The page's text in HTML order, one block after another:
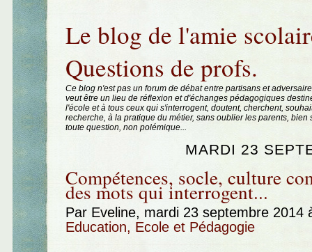
Le blog de l'amie
Questions de profs.
Ce blog n'est pas un forum de débat entre partisans et
veut être un lieu de réflexion et d'échanges pédagogiques
l'école et à tous ceux qui s'interrogent, doutent, cherchent,
recherche, à la pratique du métier, sans oublier les parents, bien
toute question, non polémique...
MARDI 23
Compétences, socle, culture
des mots qui interrogent...
Par Eveline, mardi 23 septembre 2014
Education, Ecole et Pédagogie